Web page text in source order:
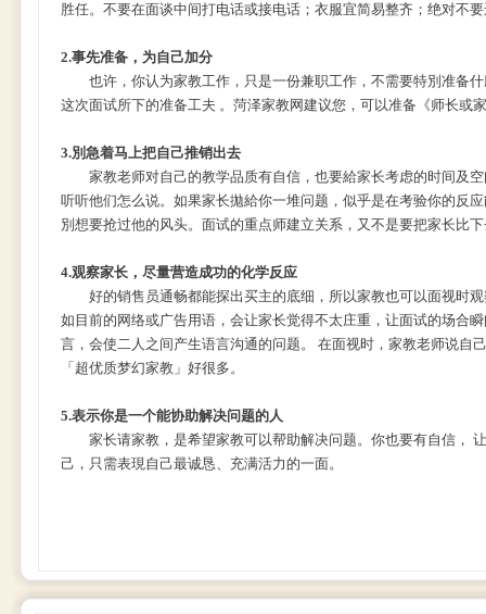
胜任。不要在面谈中间打电话或接电话；衣服宜简易整齐；绝对不
2.事先准备，为自己加分
也许，你认为家教工作，只是一份兼职工作，不需要特別准备什
这次面试所下的准备工夫 。菏泽家教网建议您，可以准备《师长或
3.別急着马上把自己推销出去
家教老师对自己的教学品质有自信，也要給家长考虑的时间及空
听听他们怎么说。如果家长拋給你一堆问题，似乎是在考验你的反
別想要抢过他的风头。面试的重点师建立关系，又不是要把家长比
4.观察家长，尽量营造成功的化学反应
好的销售员通畅都能探出买主的底细，所以家教也可以面视时观
如目前的网络或广告用语，会让家长觉得不太庄重，让面试的场合
言，会使二人之间产生语言沟通的问题。 在面视时，家教老师说自
「超优质梦幻家教」好很多。
5.表示你是一个能协助解决问题的人
家长请家教，是希望家教可以帮助解决问题。你也要有自信，
己，只需表現自己最诚恳、充满活力的一面。